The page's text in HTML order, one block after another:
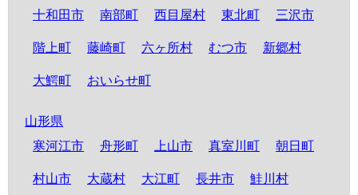
十和田市 南部町 西目屋村 東北町 三沢市
階上町 藤崎町 六ヶ所村 むつ市 新郷村
大鰐町 おいらせ町
山形県
寒河江市
舟形町 上山市 真室川町 朝日町
村山市 大蔵村 大江町 長井市 鮭川村